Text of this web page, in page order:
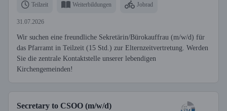
Teilzeit Weiterbildungen Jobrad
31.07.2026
Wir suchen eine freundliche Sekretärin/Bürokauffrau (m/w/d) für
das Pfarramt in Teilzeit (15 Std.) zur Elternzeitvertretung. Werden
Sie die zentrale Kontaktstelle unserer lebendigen
Kirchengemeinden!
Secretary to CSOO (m/w/d)